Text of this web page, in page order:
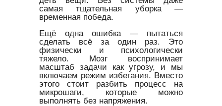
самая тщательная уборка —
временная победа.
Ещё одна ошибка — пытаться
сделать всё за один раз. Это
физически и психологически
тяжело. Мозг воспринимает
масштаб задачи как угрозу, и мы
включаем режим избегания. Вместо
этого стоит разбить процесс на
микрошаги, которые можно
выполнять без напряжения.